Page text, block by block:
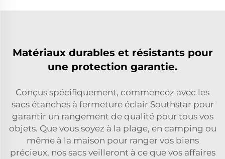
Matériaux durables et résistants pour
une protection garantie.
Conçus spécifiquement, commencez avec les
sacs étanches à fermeture éclair Southstar pour
garantir un rangement de qualité pour tous vos
objets. Que vous soyez à la plage, en camping ou
même à la maison pour ranger vos biens
précieux, nos sacs veilleront à ce que vos affaires